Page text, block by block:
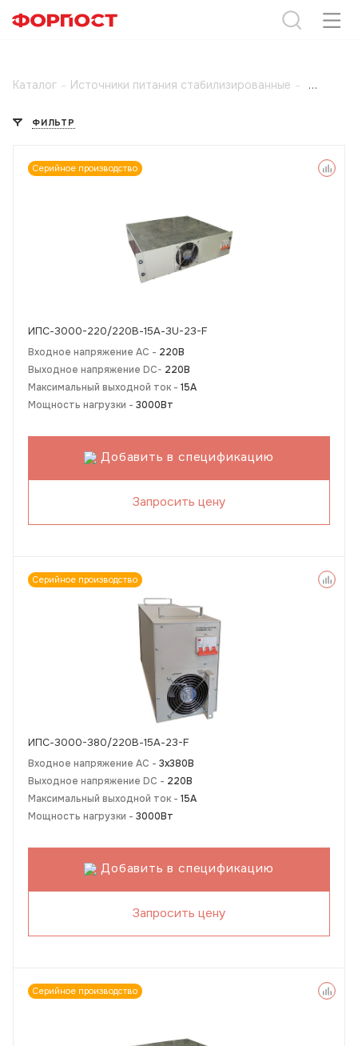
Каталог - Источники питания стабилизированные -
ФИЛЬТР
Серийное производство
ИПС-3000-220/220В-15А-3U-23-F
Входное напряжение AC - 220В
Выходное напряжение DC- 220В
Максимальный выходной ток - 15А
Мощность нагрузки - 3000Вт
Добавить в спецификацию
Запросить цену
Серийное производство
ИПС-3000-380/220В-15А-23-F
Входное напряжение AC - 3х380В
Выходное напряжение DC - 220В
Максимальный выходной ток - 15А
Мощность нагрузки - 3000Вт
Добавить в спецификацию
Запросить цену
Серийное производство